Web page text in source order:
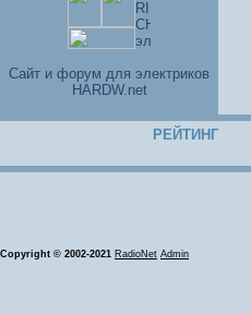
Cайт и форум для электриков
HARDW.net
РЕЙТИНГ
Copyright © 2002-2021 RadioNet Admin